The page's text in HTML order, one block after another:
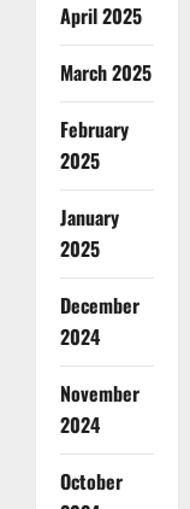
April 2025
March 2025
February
2025
January
2025
December
2024
November
2024
October